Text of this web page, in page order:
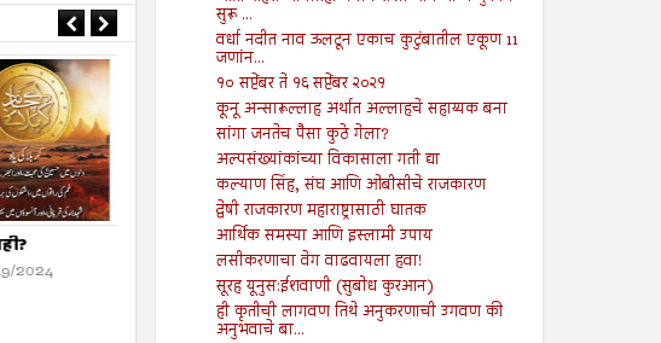
पुरोगामी चळवळींना लक्ष्य करण्यासाठी
7/19/2024
19 Jul
2024
सुरू ...
वर्धा नदीत नाव ऊलटून एकाच कुटुंबातील एकूण 11
जणांन...
१० सप्टेंबर ते १६ सप्टेंबर २०२१
कूनू अन्सारूल्लाह अर्थात अल्लाहचे सहाय्यक बना
सांगा जनतेच पैसा कुठे गेला?
अल्पसंख्यांकांच्या विकासाला गती द्या
कल्याण सिंह, संघ आणि ओबीसीचे राजकारण
द्वेषी राजकारण महाराष्ट्रासाठी घातक
आर्थिक समस्या आणि इस्लामी उपाय
लसीकरणाचा वेग वाढवायला हवा!
सूरह यूनुस:ईशवाणी (सुबोध कुरआन)
ही कृतीची लागवण तिथे अनुकरणाची उगवण की
अनुभवाचे बा...